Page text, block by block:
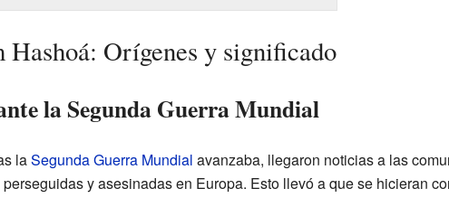
Hashoá: Orígenes y significado
la Segunda Guerra Mundial
laSegunda Guerra Mundial avanzaba, llegaron noticias a las
y asesinadas en Europa. Esto llevó a que se hicieran